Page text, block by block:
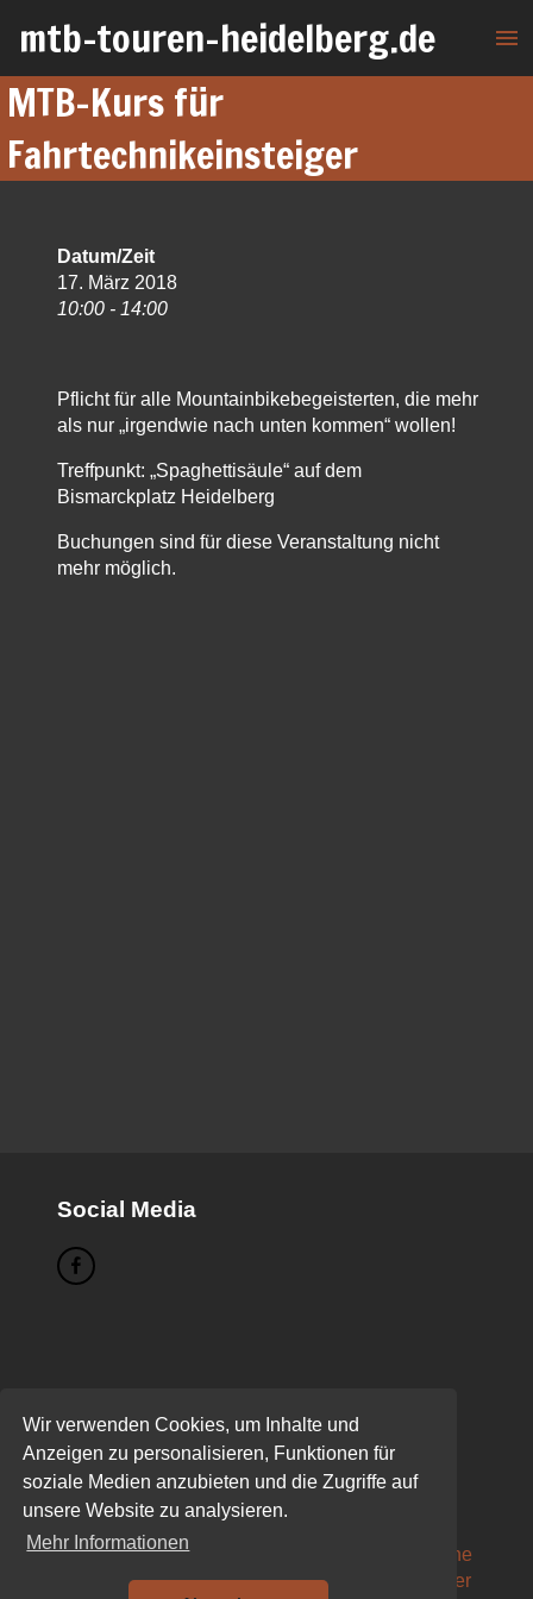
Wir verwenden Cookies, um Inhalte und
Anzeigen zu personalisieren, Funktionen für
soziale Medien anzubieten und die Zugriffe auf
unsere Website zu analysieren.
Mehr Informationen
mtb-touren-heidelberg.de menu
MTB-Kurs für
Fahrtechnikeinsteiger
Datum/Zeit
17. März 2018
10:00 - 14:00
Pflicht für alle Mountainbikebegeisterten, die mehr
als nur „irgendwie nach unten kommen“ wollen!
Treffpunkt: „Spaghettisäule“ auf dem
Bismarckplatz Heidelberg
Buchungen sind für diese Veranstaltung nicht
mehr möglich.
Social Media
Buchen
Das sind wir!
Datenschutzerklärung
MTB-Fahrtechnikkurs für Fahrtechnikunerfahrene
MTB-Fahrtechnikkurs für fortgeschrittene MTB’ler